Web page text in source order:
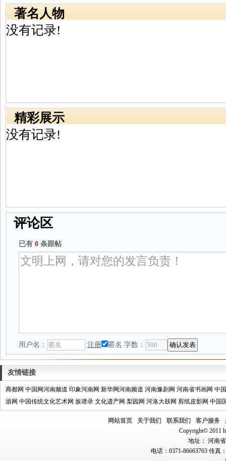
著名人物
没有记录!
精彩展示
没有记录!
评论区
已有 0 条跟帖
用户名： 注册 匿名 字数：
友情链接
商都网 中国网河南频道 印象河南网 新华网河南频道 河南豫剧网 河南省书画网 中
游网 中国传统文化艺术网 族谱录 文化遗产网 梨园网 河洛大鼓网 剪纸皮影网 中国
网站首页 关于我们 联系我们 客户服务
Copyright© 2011
地址： 河南
电话：0371-86663763 传真